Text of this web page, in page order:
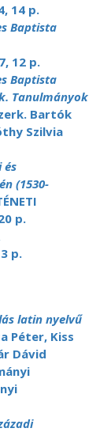
14 p.
Baptista
12 p.
Baptista
Tanulmányok
Bartók
Szilvia
és
(1530-
p.
p.
latin nyelvű
Péter, Kiss
Dávid